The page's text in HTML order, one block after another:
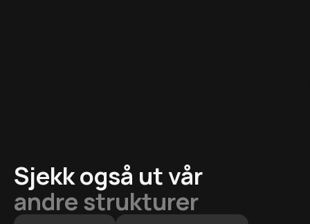
Sjekk også ut vår
andre strukturer